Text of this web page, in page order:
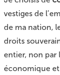
vestiges de
de ma nation,
droits
entier, non par
économique